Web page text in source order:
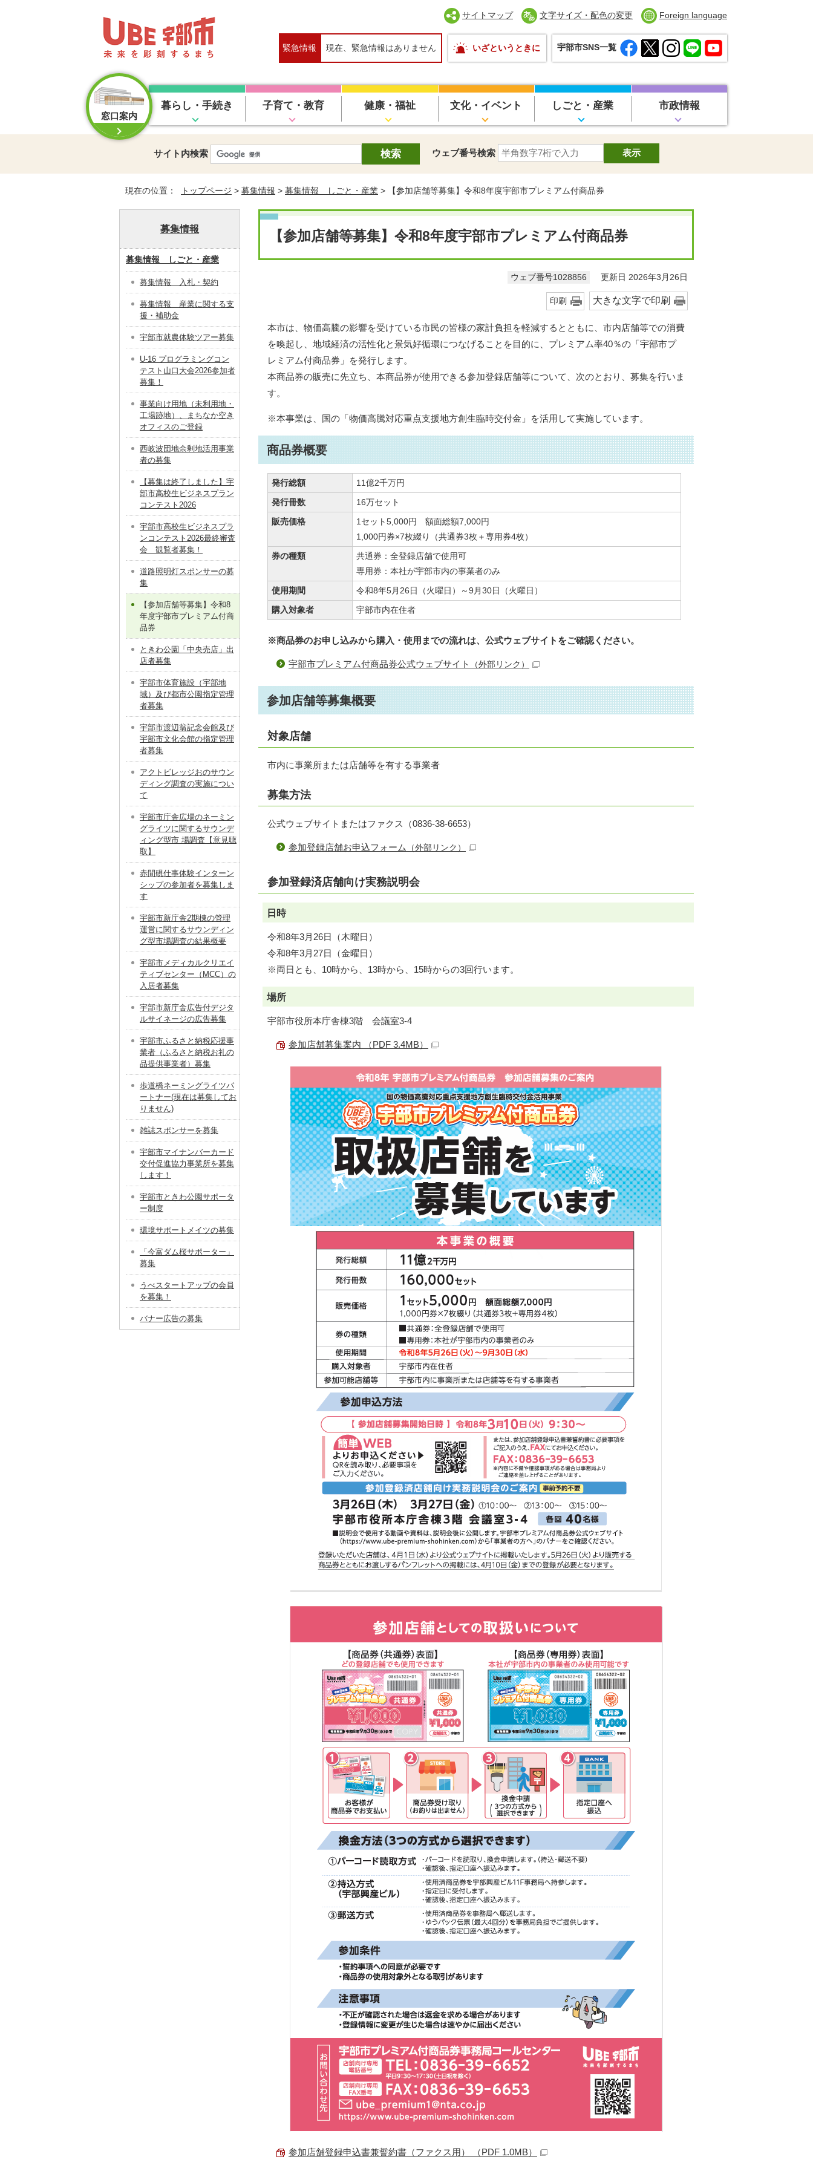
サイトマップ 文字サイズ・配色の変更 Foreign language
緊急情報 現在、緊急情報はありません いざというときに 宇部市SNS一覧
窓口案内
暮らし・手続き 子育て・教育 健康・福祉 文化・イベント しごと・産業 市政情報
サイト内検索 ウェブ番号検索
現在の位置： トップページ > 募集情報 > 募集情報 しごと・産業 > 【参加店舗等募集】令和8年度宇部市プレミアム付商品券
【参加店舗等募集】令和8年度宇部市プレミアム付商品券
ウェブ番号1028856 更新日 2026年3月26日
印刷 大きな文字で印刷
本市は、物価高騰の影響を受けている市民の皆様の家計負担を軽減するとともに、市内店舗等での消費
を喚起し、地域経済の活性化と景気好循環につなげることを目的に、プレミアム率40％の「宇部市プ
レミアム付商品券」を発行します。
本商品券の販売に先立ち、本商品券が使用できる参加登録店舗等について、次のとおり、募集を行いま
す。
※本事業は、国の「物価高騰対応重点支援地方創生臨時交付金」を活用して実施しています。
商品券概要
発行総額
11億2千万円
発行冊数
16万セット
販売価格
1セット5,000円 額面総額7,000円
1,000円券×7枚綴り（共通券3枚＋専用券4枚）
券の種類
共通券：全登録店舗で使用可
専用券：本社が宇部市内の事業者のみ
使用期間
令和8年5月26日（火曜日）～9月30日（火曜日）
購入対象者
宇部市内在住者
※商品券のお申し込みから購入・使用までの流れは、公式ウェブサイトをご確認ください。
宇部市プレミアム付商品券公式ウェブサイト （外部リンク）
参加店舗等募集概要
対象店舗
市内に事業所または店舗等を有する事業者
募集方法
公式ウェブサイトまたはファクス（0836-38-6653）
参加登録店舗お申込フォーム （外部リンク）
参加登録済店舗向け実務説明会
日時
令和8年3月26日（木曜日）
令和8年3月27日（金曜日）
※両日とも、10時から、13時から、15時からの3回行います。
場所
宇部市役所本庁舎棟3階 会議室3-4
参加店舗募集案内 （PDF 3.4MB）
参加店舗登録申込書兼誓約書（ファクス用） （PDF 1.0MB）
募集情報
募集情報 しごと・産業
募集情報 入札・契約
募集情報 産業に関する支
援・補助金
宇部市就農体験ツアー募集
U-16 プログラミングコン
テスト山口大会2026参加者
募集！
事業向け⽤地（未利⽤地・
⼯場跡地）、まちなか空き
オフィスのご登録
西岐波団地余剰地活用事業
者の募集
【募集は終了しました】宇
部市高校生ビジネスプラン
コンテスト2026
宇部市高校生ビジネスプラ
ンコンテスト2026最終審査
会 観覧者募集！
道路照明灯スポンサーの募
集
【参加店舗等募集】令和8
年度宇部市プレミアム付商
品券
ときわ公園「中央売店」出
店者募集
宇部市体育施設（宇部地
域）及び都市公園指定管理
者募集
宇部市渡辺翁記念会館及び
宇部市文化会館の指定管理
者募集
アクトビレッジおのサウン
ディング調査の実施につい
て
宇部市庁舎広場のネーミン
グライツに関するサウンデ
ィング型市 場調査【意見聴
取】
赤間硯仕事体験インターン
シップの参加者を募集しま
す
宇部市新庁舎2期棟の管理
運営に関するサウンディン
グ型市場調査の結果概要
宇部市メディカルクリエイ
ティブセンター（MCC）の
入居者募集
宇部市新庁舎広告付デジタ
ルサイネージの広告募集
宇部市ふるさと納税応援事
業者（ふるさと納税お礼の
品提供事業者）募集
歩道橋ネーミングライツパ
ートナー(現在は募集してお
りません)
雑誌スポンサーを募集
宇部市マイナンバーカード
交付促進協力事業所を募集
します！
宇部市ときわ公園サポータ
ー制度
環境サポートメイツの募集
「今富ダム桜サポーター」
募集
うべスタートアップの会員
を募集！
バナー広告の募集